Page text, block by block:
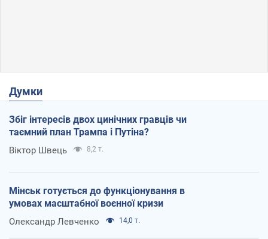
Думки
Збіг інтересів двох цинічних гравців чи
таємний план Трампа і Путіна?
Віктор Швець 8,2 т.
Мінськ готується до функціонування в
умовах масштабної воєнної кризи
Олександр Левченко 14,0 т.